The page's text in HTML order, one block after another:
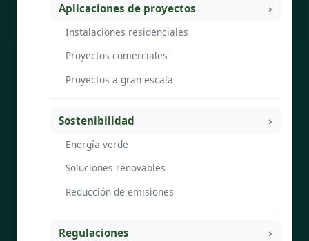
Aplicaciones de proyectos
Instalaciones residenciales
Proyectos comerciales
Proyectos a gran escala
Sostenibilidad
Energía verde
Soluciones renovables
Reducción de emisiones
Regulaciones